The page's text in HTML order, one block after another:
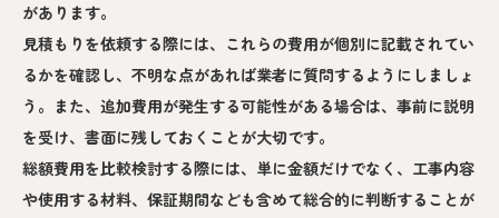
があります。
見積もりを依頼する際には、これらの費用が個別に記載されてい
るかを確認し、不明な点があれば業者に質問するようにしましょ
う。また、追加費用が発生する可能性がある場合は、事前に説明
を受け、書面に残しておくことが大切です。
総額費用を比較検討する際には、単に金額だけでなく、工事内容
や使用する材料、保証期間なども含めて総合的に判断することが